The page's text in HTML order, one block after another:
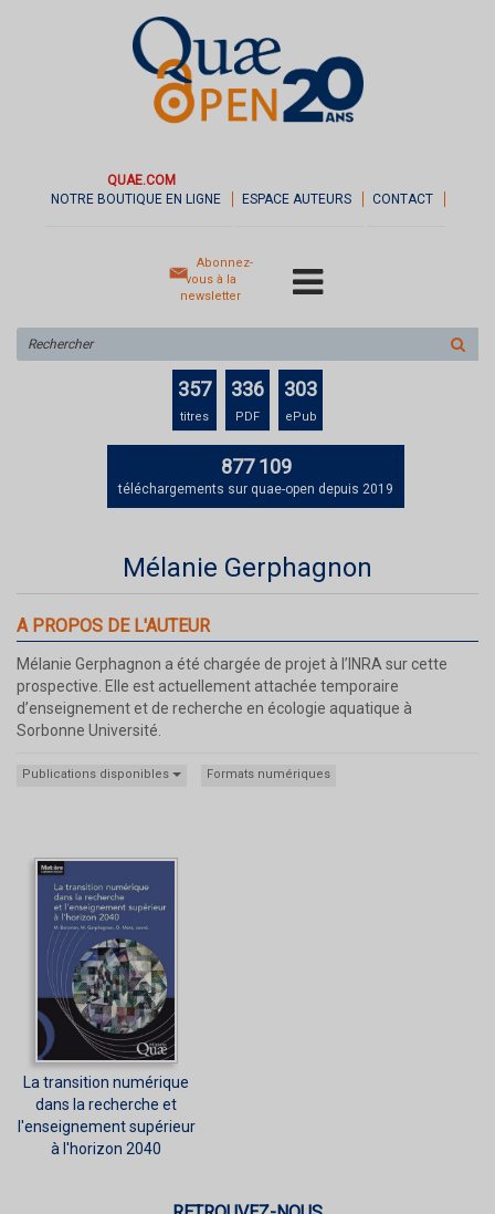
QUAE.COM
NOTRE BOUTIQUE EN LIGNE
ESPACE AUTEURS CONTACT
Abonnez-
vous à la
newsletter
sur
le
357
titres
336
PDF
303
ePub
877 109
téléchargements sur quae-open depuis 2019
Mélanie Gerphagnon
A PROPOS DE L'AUTEUR
Mélanie Gerphagnon a été chargée de projet à l’INRA sur cette
prospective. Elle est actuellement attachée temporaire
d’enseignement et de recherche en écologie aquatique à
Sorbonne Université.
Publications disponibles Formats numériques
La transition numérique
dans la recherche et
l'enseignement supérieur
à l'horizon 2040